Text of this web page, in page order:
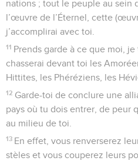
nations ; tout le peuple au sein
l’œuvre de l’Éternel, cette
j’accomplirai avec toi.
11 Prends garde à ce que moi, je
chasserai devant toi les
Hittites, les Phéréziens, les
12 Garde-toi de conclure une
pays où tu dois entrer, de peur
au milieu de toi.
13 En effet, vous renverserez
stèles et vous couperez leurs